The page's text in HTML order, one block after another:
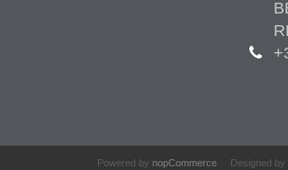
Powered by nopCommerce Designed by